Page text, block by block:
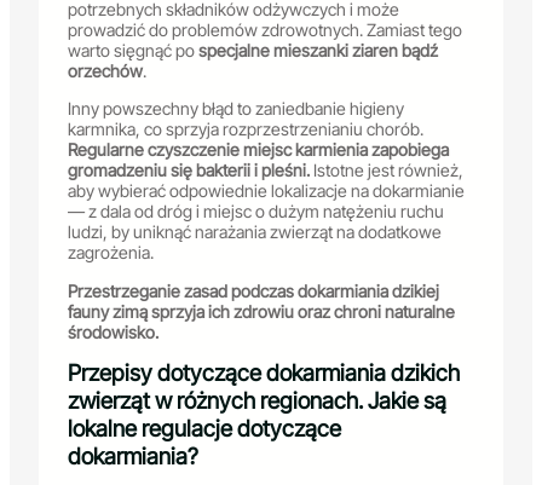
potrzebnych składników odżywczych i może
prowadzić do problemów zdrowotnych. Zamiast tego
warto sięgnąć pospecjalne mieszanki ziaren bądź
orzechów.
Inny powszechny błąd to zaniedbanie higieny
karmnika, co sprzyja rozprzestrzenianiu chorób.
Regularne czyszczenie miejsc karmienia zapobiega
gromadzeniu się bakterii i pleśni. Istotne jest również,
aby wybierać odpowiednie lokalizacje na dokarmianie
— z dala od dróg i miejsc o dużym natężeniu ruchu
ludzi, by uniknąć narażania zwierząt na dodatkowe
zagrożenia.
Przestrzeganie zasad podczas dokarmiania dzikiej
fauny zimą sprzyja ich zdrowiu oraz chroni naturalne
środowisko.
Przepisy dotyczące dokarmiania dzikich
zwierząt w różnych regionach. Jakie są
lokalne regulacje dotyczące
dokarmiania?